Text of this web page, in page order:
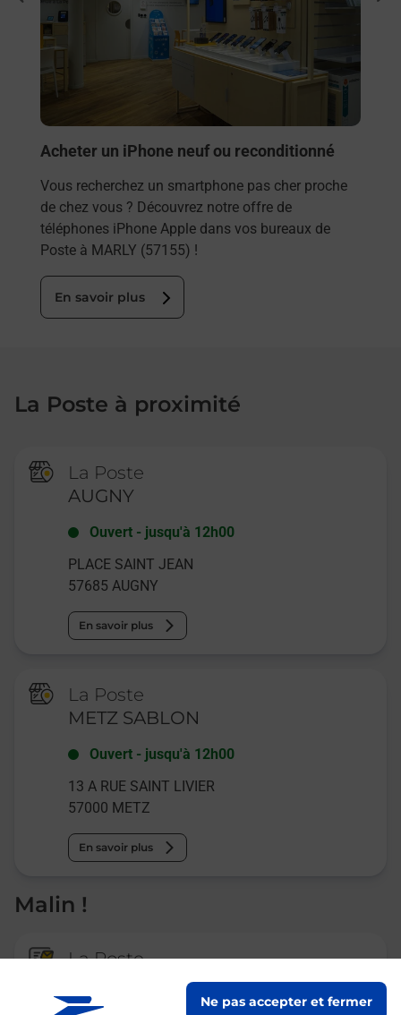
Ne pas accepter et fermer
La
Acheter un iPhone neuf ou reconditionné
Vous recherchez un smartphone pas cher proche
de chez vous ? Découvrez notre offre de
téléphones iPhone Apple dans vos bureaux de
Poste à MARLY (57155) !
En savoir plus
La Poste à proximité
La Poste
AUGNY
Ouvert - jusqu'à 12h00
PLACE SAINT JEAN
57685 AUGNY
En savoir plus
La Poste
METZ SABLON
Ouvert - jusqu'à 12h00
13 A RUE SAINT LIVIER
57000 METZ
En savoir plus
Malin !
La Poste